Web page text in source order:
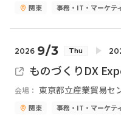
関東 事務・IT・マーケテ
2026 9/3 Thu
ものづくりDX
会場： 東京都立産業貿易セ
関東 事務・IT・マーケテ